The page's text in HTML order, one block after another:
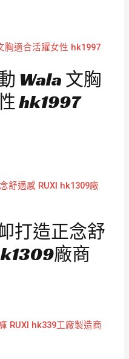
Wala 文胸
hk1997
打造正念舒
廠商